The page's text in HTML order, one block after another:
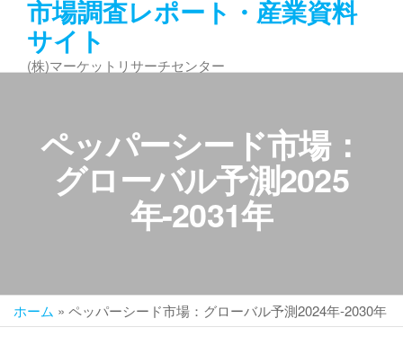
ン
市場調査レポート・産業資料
サイト
(株)マーケットリサーチセンター
ペッパーシード市場：
グローバル予測2025
年-2031年
ホーム » ペッパーシード市場：グローバル予測2024年-2030年